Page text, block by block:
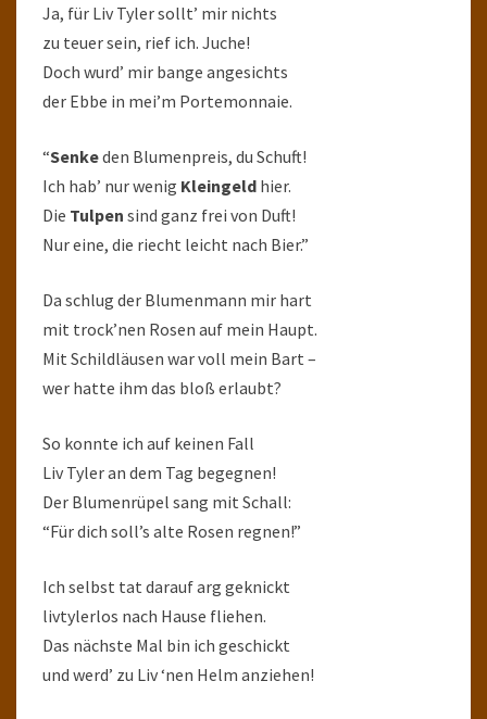
Ja, für Liv Tyler sollt’ mir nichts
zu teuer sein, rief ich. Juche!
Doch wurd’ mir bange angesichts
der Ebbe in mei’m Portemonnaie.
“Senkeden Blumenpreis, du Schuft!
Ich hab’ nur wenig Kleingeld hier.
Die Tulpen sind ganz frei von Duft!
Nur eine, die riecht leicht nach Bier.”
Da schlug der Blumenmann mir hart
mit trock’nen Rosen auf mein Haupt.
Mit Schildläusen war voll mein Bart –
wer hatte ihm das bloß erlaubt?
So konnte ich auf keinen Fall
Liv Tyler an dem Tag begegnen!
Der Blumenrüpel sang mit Schall:
“Für dich soll’s alte Rosen regnen!”
Ich selbst tat darauf arg geknickt
livtylerlos nach Hause fliehen.
Das nächste Mal bin ich geschickt
und werd’ zu Liv ‘nen Helm anziehen!